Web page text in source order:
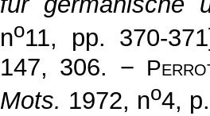
no11, pp. 370-
147, 306. −
Mots. 1972, no4,